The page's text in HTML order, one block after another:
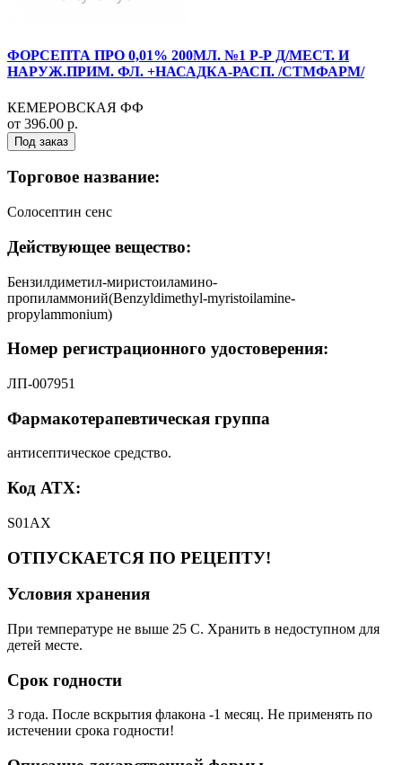
ФОРСЕПТА ПРО 0,01% 200МЛ. №1 Р-Р Д/МЕСТ. И
НАРУЖ.ПРИМ. ФЛ. +НАСАДКА-РАСП. /СТМФАРМ/
КЕМЕРОВСКАЯ ФФ
от 396.00 р.
Под заказ
Торговое название:
Солосептин сенс
Действующее вещество:
Бензилдиметил-миристоиламино-
пропиламмоний(Benzyldimethyl-myristoilamine-
propylammonium)
Номер регистрационного удостоверения:
ЛП-007951
Фармакотерапевтическая группа
антисептическое средство.
Код АТХ:
S01AX
ОТПУСКАЕТСЯ ПО РЕЦЕПТУ!
Условия хранения
При температуре не выше 25 C. Хранить в недоступном для
детей месте.
Срок годности
3 года. После вскрытия флакона -1 месяц. Не применять по
истечении срока годности!